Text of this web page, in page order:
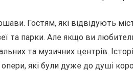
Гостям, які відвідують
та парки. Але якщо ви
та музичних центрів.
опери, які були дуже до душі